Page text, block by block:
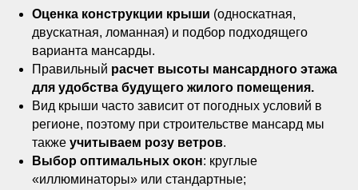
Оценка конструкции крыши (односкатная,
двускатная, ломанная) и подбор подходящего
варианта мансарды.
Правильный расчет высоты мансардного этажа
для удобства будущего жилого помещения.
Вид крыши часто зависит от погодных условий в
регионе, поэтому при строительстве мансард мы
также учитываем розу ветров.
Выбор оптимальных окон: круглые
«иллюминаторы» или стандартные;